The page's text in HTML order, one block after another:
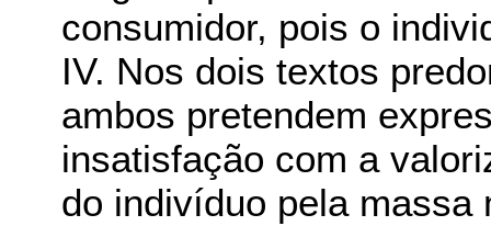
consumidor, pois o
IV. Nos dois textos
ambos pretendem
insatisfação com a
do indivíduo pela massa